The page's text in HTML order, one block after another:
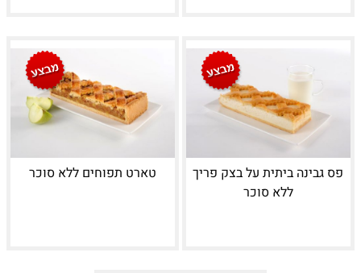
פס גבינה ביתית על בצק פריך
ללא סוכר
טארט תפוחים ללא סוכר